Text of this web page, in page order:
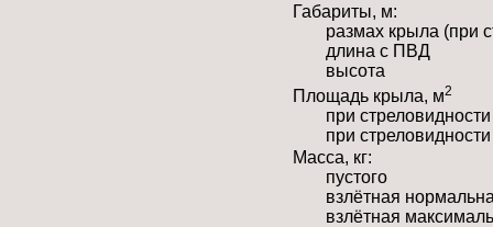
Габариты, м:
размах крыла (при
длина с ПВД
высота
Площадь крыла, м2
при стреловидности
при стреловидности
Масса, кг:
пустого
взлётная
взлётная